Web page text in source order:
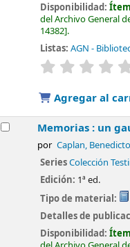
Disponibilidad:
del Archivo General
14382 .
Listas: AGN -
valoración
Agregar al
Memorias : un
por Caplan, Benedicto
SeriesColección
Edición: 1ª ed.
Tipo de material:
Detalles de
Disponibilidad: